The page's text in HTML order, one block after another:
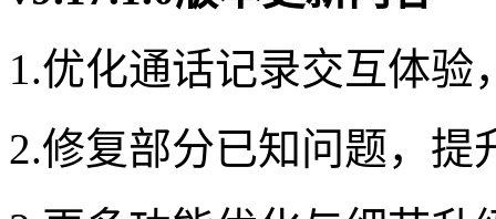
1.优化通话记录交互体验
2.修复部分已知问题，提